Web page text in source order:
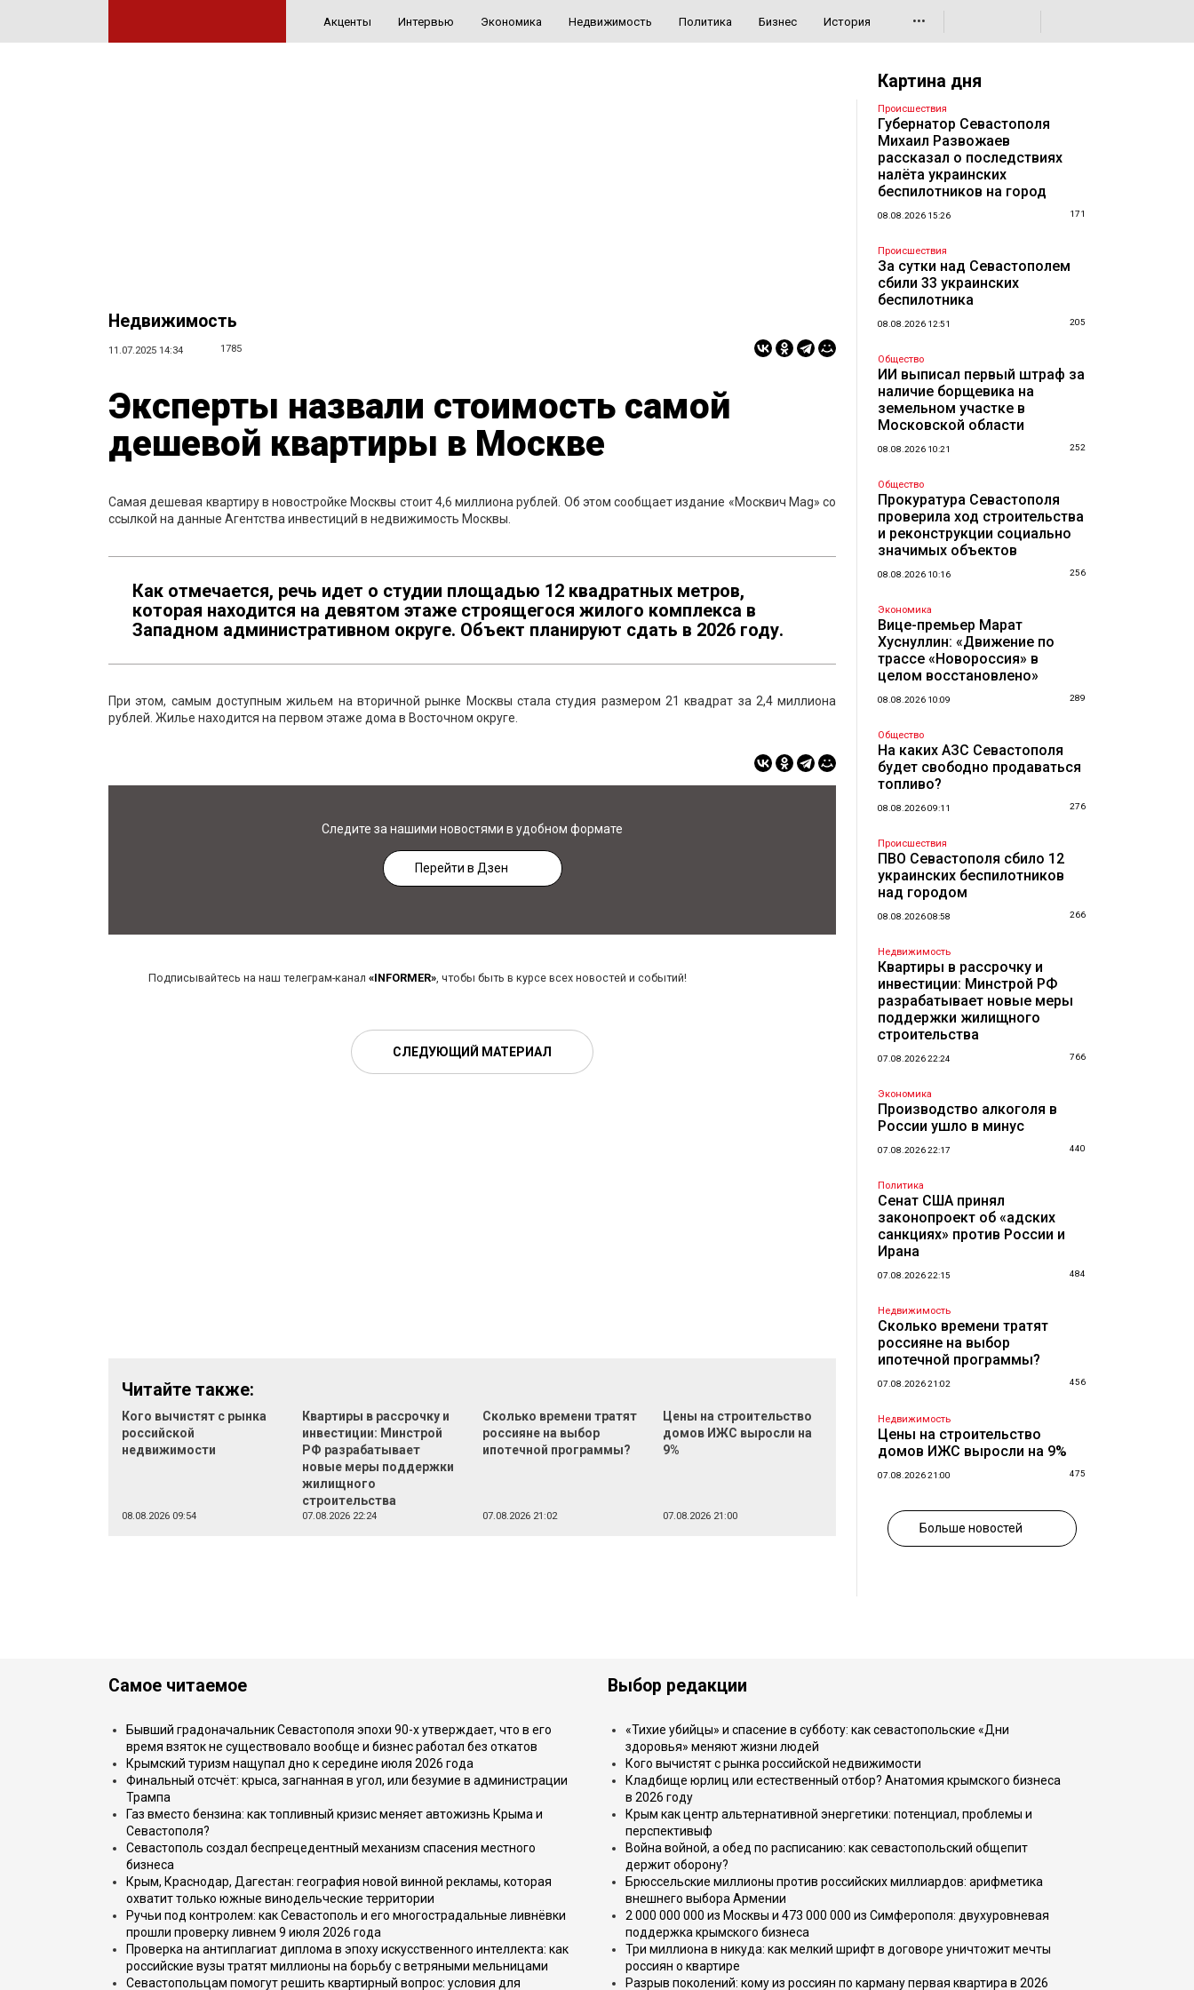
Акценты Интервью Экономика Недвижимость Политика Бизнес История •••
Недвижимость
11.07.2025 14:34 1785
Эксперты назвали стоимость самой
дешевой квартиры в Москве
Самая дешевая квартиру в новостройке Москвы стоит 4,6 миллиона рублей. Об этом сообщает издание «Москвич Mag» со
ссылкой на данные Агентства инвестиций в недвижимость Москвы.
Как отмечается, речь идет о студии площадью 12 квадратных метров,
которая находится на девятом этаже строящегося жилого комплекса в
Западном административном округе. Объект планируют сдать в 2026 году.
При этом, самым доступным жильем на вторичной рынке Москвы стала студия размером 21 квадрат за 2,4 миллиона
рублей. Жилье находится на первом этаже дома в Восточном округе.
Следите за нашими новостями в удобном формате
Перейти в Дзен
Подписывайтесь на наш телеграм-канал «INFORMER», чтобы быть в курсе всех новостей и событий!
СЛЕДУЮЩИЙ МАТЕРИАЛ
Читайте также:
Кого вычистят с рынка
российской
недвижимости
08.08.2026 09:54
Квартиры в рассрочку и
инвестиции: Минстрой
РФ разрабатывает
новые меры поддержки
жилищного
строительства
07.08.2026 22:24
Сколько времени тратят
россияне на выбор
ипотечной программы?
07.08.2026 21:02
Цены на строительство
домов ИЖС выросли на
9%
07.08.2026 21:00
Картина дня
Происшествия
Губернатор Севастополя
Михаил Развожаев
рассказал о последствиях
налёта украинских
беспилотников на город
08.08.2026 15:26 171
Происшествия
За сутки над Севастополем
сбили 33 украинских
беспилотника
08.08.2026 12:51 205
Общество
ИИ выписал первый штраф за
наличие борщевика на
земельном участке в
Московской области
08.08.2026 10:21 252
Общество
Прокуратура Севастополя
проверила ход строительства
и реконструкции социально
значимых объектов
08.08.2026 10:16 256
Экономика
Вице-премьер Марат
Хуснуллин: «Движение по
трассе «Новороссия» в
целом восстановлено»
08.08.2026 10:09 289
Общество
На каких АЗС Севастополя
будет свободно продаваться
топливо?
08.08.2026 09:11 276
Происшествия
ПВО Севастополя сбило 12
украинских беспилотников
над городом
08.08.2026 08:58 266
Недвижимость
Квартиры в рассрочку и
инвестиции: Минстрой РФ
разрабатывает новые меры
поддержки жилищного
строительства
07.08.2026 22:24 766
Экономика
Производство алкоголя в
России ушло в минус
07.08.2026 22:17 440
Политика
Сенат США принял
законопроект об «адских
санкциях» против России и
Ирана
07.08.2026 22:15 484
Недвижимость
Сколько времени тратят
россияне на выбор
ипотечной программы?
07.08.2026 21:02 456
Недвижимость
Цены на строительство
домов ИЖС выросли на 9%
07.08.2026 21:00 475
Больше новостей
Самое читаемое
Бывший градоначальник Севастополя эпохи 90-х утверждает, что в его
время взяток не существовало вообще и бизнес работал без откатов
Крымский туризм нащупал дно к середине июля 2026 года
Финальный отсчёт: крыса, загнанная в угол, или безумие в администрации
Трампа
Газ вместо бензина: как топливный кризис меняет автожизнь Крыма и
Севастополя?
Севастополь создал беспрецедентный механизм спасения местного
бизнеса
Крым, Краснодар, Дагестан: география новой винной рекламы, которая
охватит только южные винодельческие территории
Ручьи под контролем: как Севастополь и его многострадальные ливнёвки
прошли проверку ливнем 9 июля 2026 года
Проверка на антиплагиат диплома в эпоху искусственного интеллекта: как
российские вузы тратят миллионы на борьбу с ветряными мельницами
Севастопольцам помогут решить квартирный вопрос: условия для
Выбор редакции
«Тихие убийцы» и спасение в субботу: как севастопольские «Дни
здоровья» меняют жизни людей
Кого вычистят с рынка российской недвижимости
Кладбище юрлиц или естественный отбор? Анатомия крымского бизнеса
в 2026 году
Крым как центр альтернативной энергетики: потенциал, проблемы и
перспективыф
Война войной, а обед по расписанию: как севастопольский общепит
держит оборону?
Брюссельские миллионы против российских миллиардов: арифметика
внешнего выбора Армении
2 000 000 000 из Москвы и 473 000 000 из Симферополя: двухуровневая
поддержка крымского бизнеса
Три миллиона в никуда: как мелкий шрифт в договоре уничтожит мечты
россиян о квартире
Разрыв поколений: кому из россиян по карману первая квартира в 2026